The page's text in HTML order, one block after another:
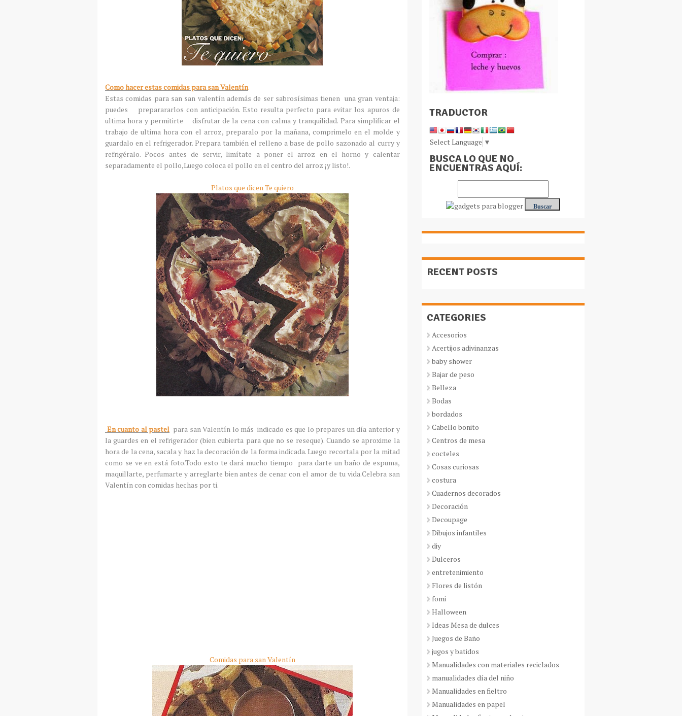
Como hacer estas comidas para san Valentín
Estas comidas para san san valentín además de ser sabrosísimas tienen una gran ventaja:
puedes preparararlos con anticipación. Esto resulta perfecto para evitar los apuros de
ultima hora y permitirte disfrutar de la cena con calma y tranquilidad. Para simplificar el
trabajo de ultima hora con el arroz, preparalo por la mañana, comprimelo en el molde y
guardalo en el refrigerador. Prepara también el relleno a base de pollo sazonado al curry y
refrigéralo. Pocos antes de servir, limítate a poner el arroz en el horno y calentar
separadamente el pollo,Luego coloca el pollo en el centro del arroz ¡y listo!.
Platos que dicen Te quiero
En cuanto al pastel para san Valentín lo más indicado es que lo prepares un día anterior y
la guardes en el refrigerador (bien cubierta para que no se reseque). Cuando se aproxime la
hora de la cena, sacala y haz la decoración de la forma indicada. Luego recortala por la mitad
como se ve en está foto.Todo esto te dará mucho tiempo para darte un baño de espuma,
maquillarte, perfumarte y arreglarte bien antes de cenar con el amor de tu vida.Celebra san
Valentín con comidas hechas por ti.
Comidas para san Valentín
TRADUCTOR
Select Language ▼
BUSCA LO QUE NO
ENCUENTRAS AQUÍ:
RECENT POSTS
CATEGORIES
Accesorios
Acertijos adivinanzas
baby shower
Bajar de peso
Belleza
Bodas
bordados
Cabello bonito
Centros de mesa
cocteles
Cosas curiosas
costura
Cuadernos decorados
Decoración
Decoupage
Dibujos infantiles
diy
Dulceros
entretenimiento
Flores de listón
fomi
Halloween
Ideas Mesa de dulces
Juegos de Baño
jugos y batidos
Manualidades con materiales reciclados
manualidades día del niño
Manualidades en fieltro
Manualidades en papel